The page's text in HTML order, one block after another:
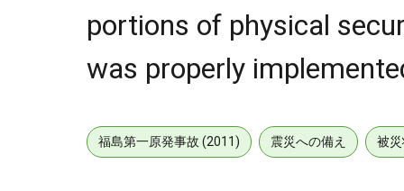
portions of physical
was properly
福島第一原発事故 (2011) 震災への備え 被災